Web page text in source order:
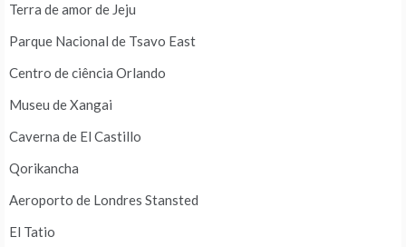
Terra de amor de Jeju
Parque Nacional de Tsavo East
Centro de ciência Orlando
Museu de Xangai
Caverna de El Castillo
Qorikancha
Aeroporto de Londres Stansted
El Tatio